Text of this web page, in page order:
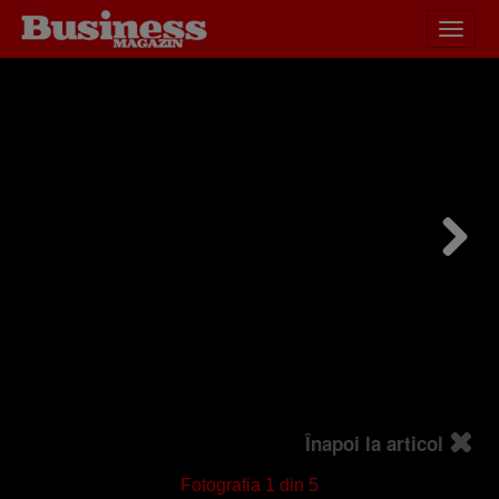
meniu
HOME ACTUALITATE
Înapoi la articol
Fotografia 1 din 5